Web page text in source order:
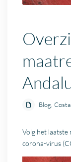
Blog,
Volg het
corona-virus